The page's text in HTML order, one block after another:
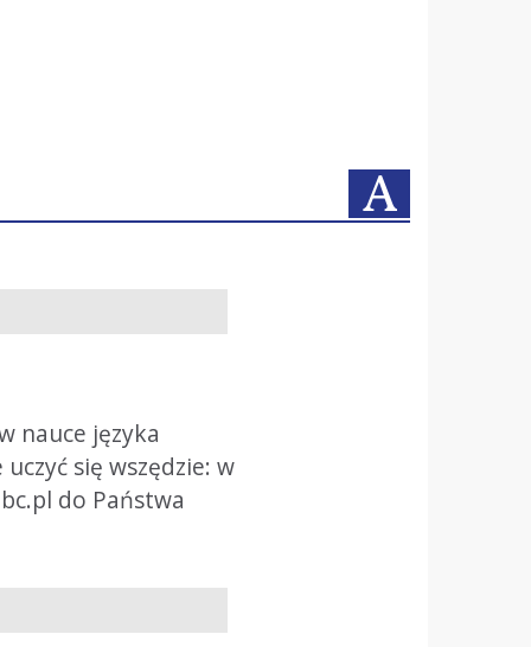
nauce języka
się wszędzie: w
do Państwa